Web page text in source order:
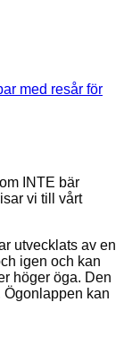
med resår för
INTE bär
vi till vårt
utvecklats av en
igen och kan
höger öga. Den
Ögonlappen kan